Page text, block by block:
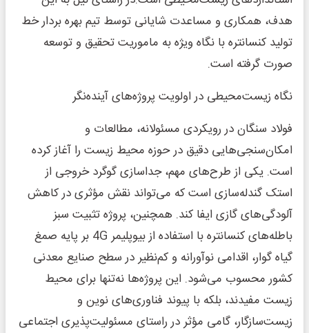
هدف، همکاری و مساعدت شایانی توسط تیم بهره بردار خط
تولید کنسانتره با نگاه ویژه به ماموریت تحقیق و توسعه
صورت گرفته است.
نگاه زیست‌محیطی در اولویت پروژه‌های آینده‌نگر
فولاد سنگان در رویکردی مسئولانه، مطالعات و
امکان‌سنجی‌هایی دقیق در حوزه محیط زیست را آغاز کرده
است. یکی از طرح‌های مهم، جداسازی گوگرد خروجی از
استک گندله‌سازی است که می‌تواند نقش مؤثری در کاهش
آلودگی‌های گازی ایفا کند. همچنین، پروژه تثبیت سبز
باطله‌های کنسانتره با استفاده از بیوپلیمر 4G بر پایه صمغ
گیاه گوار، اقدامی نوآورانه و کم‌نظیر در سطح صنایع معدنی
کشور محسوب می‌شود. این پروژه‌ها نه‌تنها برای محیط‌
زیست مفیدند، بلکه با پیوند فناوری‌های نوین و
زیست‌سازگار، گامی مؤثر در راستای مسئولیت‌پذیری اجتماعی